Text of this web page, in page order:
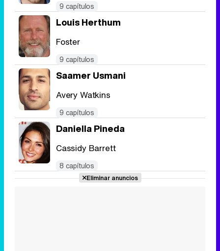
9 capítulos
Louis Herthum
Foster
9 capítulos
Saamer Usmani
Avery Watkins
9 capítulos
Daniella Pineda
Cassidy Barrett
8 capítulos
Eliminar anuncios